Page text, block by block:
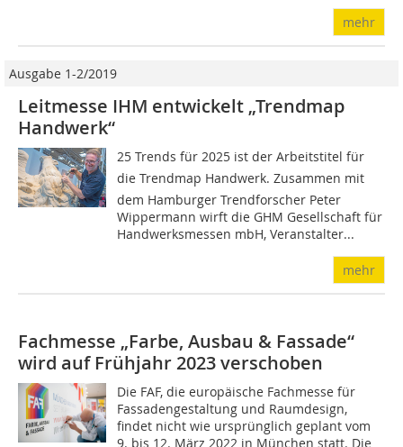
mehr
Ausgabe 1-2/2019
Leitmesse IHM entwickelt „Trendmap
Handwerk“
25 Trends für 2025 ist der Arbeitstitel für
die Trendmap Handwerk. Zusammen mit
dem Hamburger Trendforscher Peter
Wippermann wirft die GHM Gesellschaft für
Handwerksmessen mbH, Veranstalter...
mehr
Fachmesse „Farbe, Ausbau & Fassade“
wird auf Frühjahr 2023 verschoben
Die FAF, die europäische Fachmesse für
Fassadengestaltung und Raumdesign,
findet nicht wie ursprünglich geplant vom
9. bis 12. März 2022 in München statt. Die